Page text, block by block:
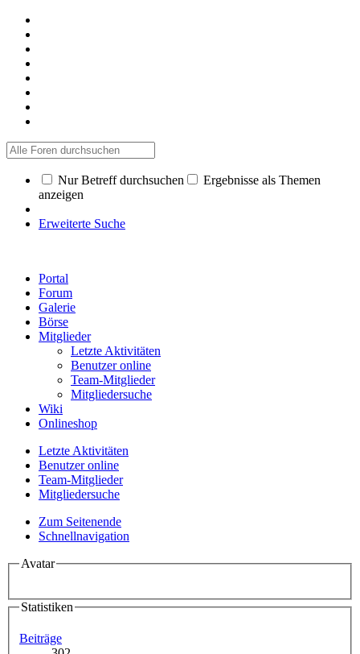
Nur Betreff durchsuchen
Ergebnisse als Themen
anzeigen
Erweiterte Suche
Portal
Forum
Galerie
Börse
Mitglieder
Letzte Aktivitäten
Benutzer online
Team-Mitglieder
Mitgliedersuche
Wiki
Onlineshop
Letzte Aktivitäten
Benutzer online
Team-Mitglieder
Mitgliedersuche
Zum Seitenende
Schnellnavigation
Avatar
Statistiken
Beiträge